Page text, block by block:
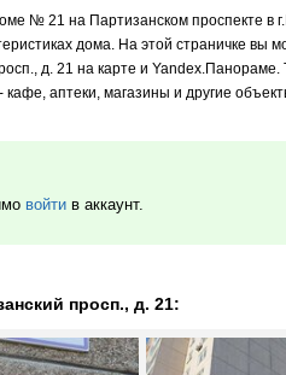
№ 21 на Партизанском проспекте в
дома. На этой страничке вы
д. 21 на карте и Yandex.Панораме.
аптеки, магазины и другие
войти в аккаунт.
просп., д. 21: